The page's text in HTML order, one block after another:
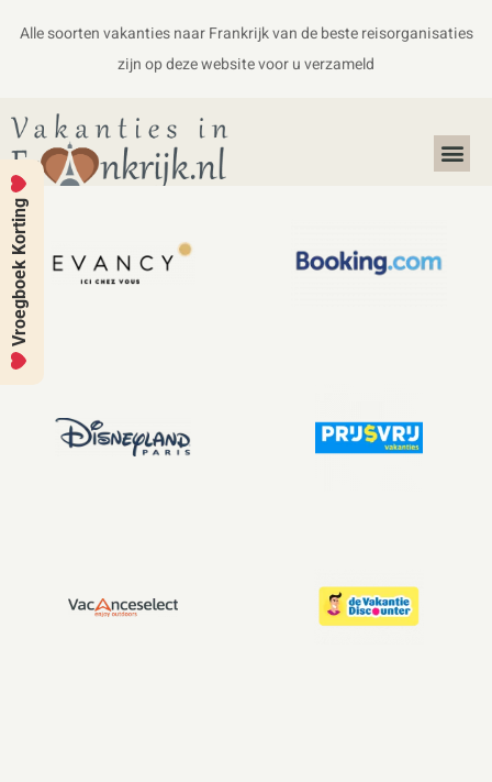
Alle soorten vakanties naar Frankrijk van de beste reisorganisaties
zijn op deze website voor u verzameld
Vroegboek Korting